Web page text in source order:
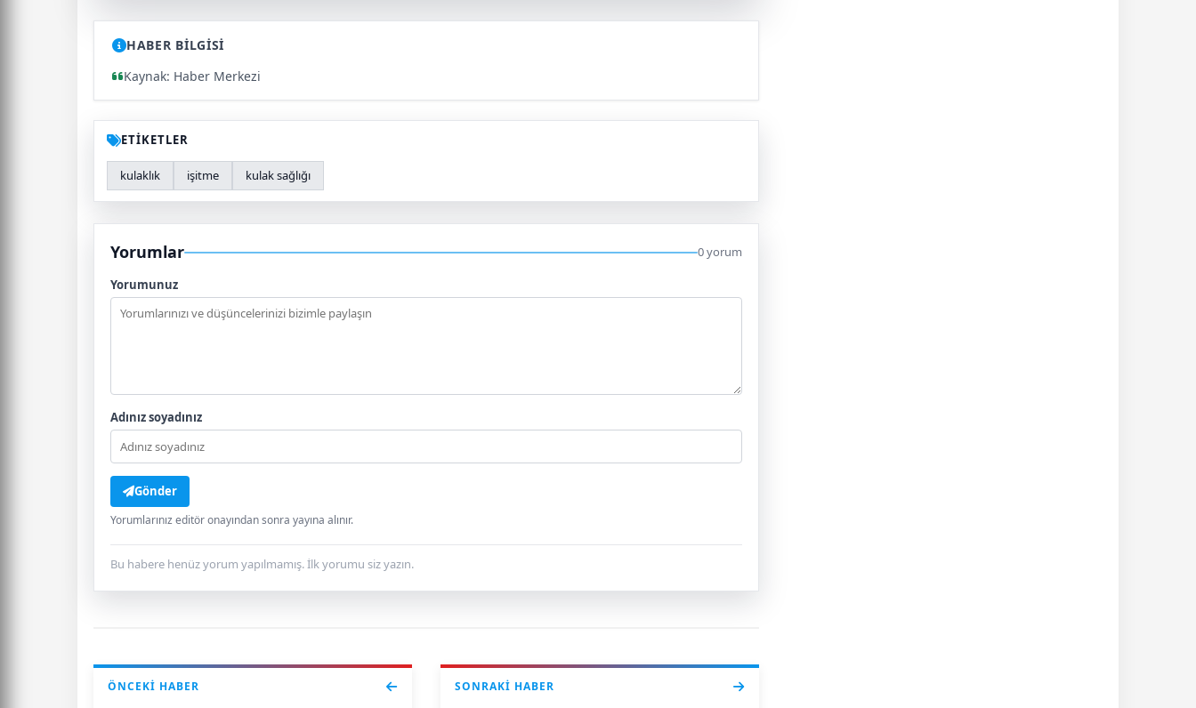
HABER BİLGİSİ
Kaynak: Haber Merkezi
ETİKETLER
kulaklık işitme kulak sağlığı
Yorumlar 0 yorum
Yorumunuz
Adınız soyadınız
Gönder
Yorumlarınız editör onayından sonra yayına alınır.
Bu habere henüz yorum yapılmamış. İlk yorumu siz yazın.
ÖNCEKI HABER SONRAKI HABER